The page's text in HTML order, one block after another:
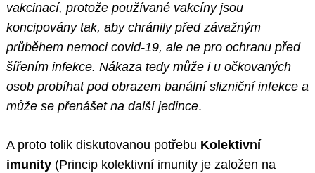
vakcinací, protože používané vakcíny jsou
koncipovány tak, aby chránily před závažným
průběhem nemoci covid-19, ale ne pro ochranu před
šířením infekce. Nákaza tedy může i u očkovaných
osob probíhat pod obrazem banální slizniční infekce a
může se přenášet na další jedince.
A proto tolik diskutovanou potřebu Kolektivní
imunity (Princip kolektivní imunity je založen na